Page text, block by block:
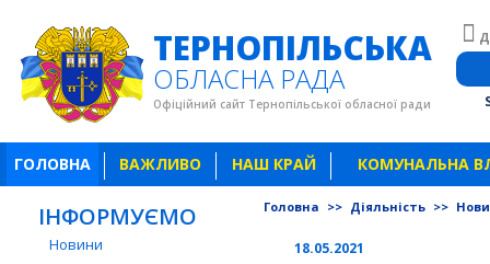
ТЕРНОПІЛЬСЬКА
ОБЛАСНА РАДА
Офіційний сайт Тернопільської обласної ради
ГОЛОВНА ВАЖЛИВО НАШ КРАЙ КОМУНАЛЬНА
ІНФОРМУЄМО
Новини
Головна >> Діяльність >>
18.05.2021